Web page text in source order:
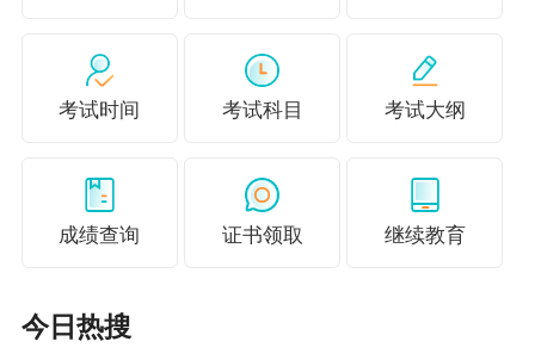
考试时间 考试科目 考试大纲
成绩查询 证书领取 继续教育
今日热搜